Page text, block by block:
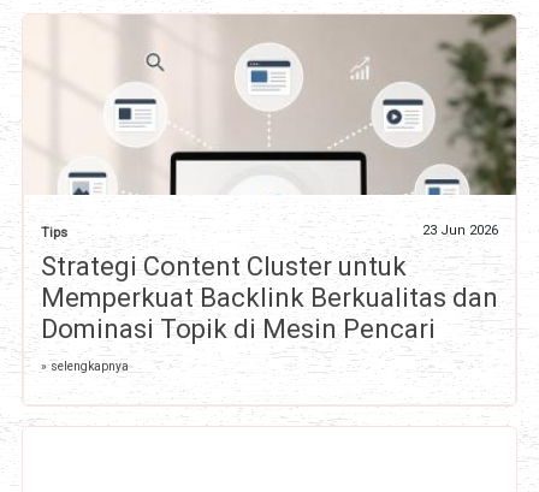
Tips 23 Jun 2026
Strategi Content Cluster untuk
Memperkuat Backlink Berkualitas dan
Dominasi Topik di Mesin Pencari
» selengkapnya